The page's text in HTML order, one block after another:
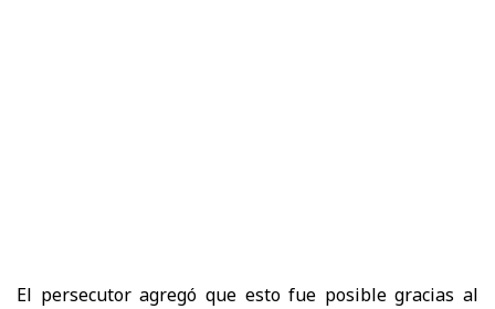
El persecutor agregó que esto fue posible gracias al